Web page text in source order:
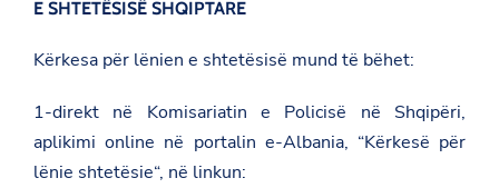
E SHTETËSISË SHQIPTARE
Kërkesa për lënien e shtetësisë mund të bëhet:
1-direkt në Komisariatin e Policisë në Shqipëri,
aplikimi online në portalin e-Albania, “Kërkesë për
lënie shtetësie“, në linkun: